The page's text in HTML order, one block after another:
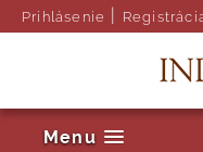
Prihlásenie
Menu